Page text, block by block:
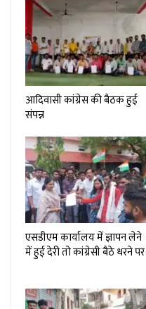
आदिवासी कांग्रेस की बैठक हुई
संपन्न
एसडीएम कार्यालय में ज्ञापन लेने
में हुई देरी तो कांग्रेसी बैठे धरने पर